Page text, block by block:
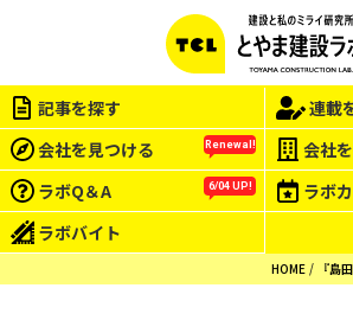
記事を探す
連載
会社を見つける
Renewal! 会社
ラボQ＆A 6/04 UP! ラボ
ラボバイト
HOME 『島